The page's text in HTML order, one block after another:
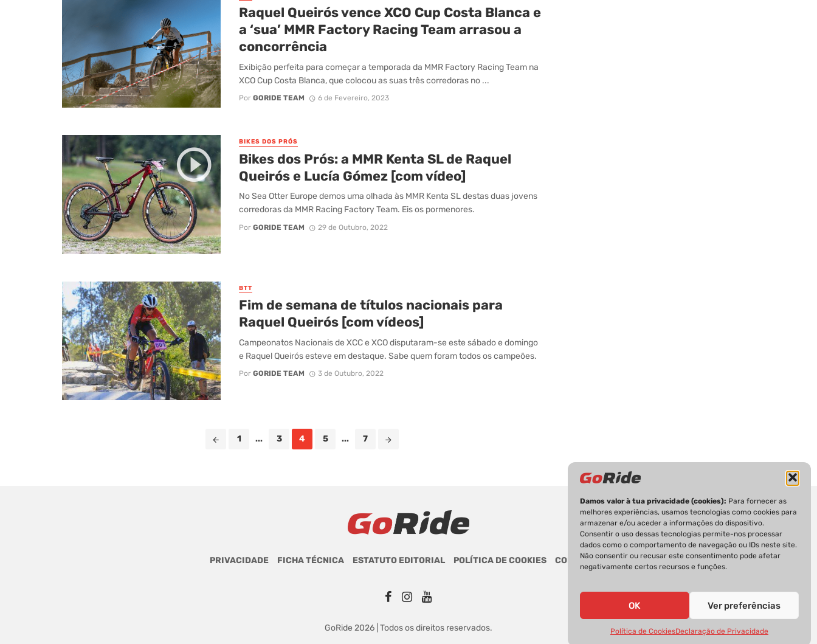
Damos valor à tua privacidade (cookies): Para fornecer as
melhores experiências, usamos tecnologias como cookies para
armazenar e/ou aceder a informações do dispositivo.
Consentir o uso dessas tecnologias permite-nos processar
dados como o comportamento de navegação ou IDs neste site.
Não consentir ou recusar este consentimento pode afetar
negativamente certos recursos e funções.
OK Ver preferências
Política de CookiesDeclaração de Privacidade
Raquel Queirós vence XCO Cup Costa Blanca e
a ‘sua’ MMR Factory Racing Team arrasou a
concorrência
Exibição perfeita para começar a temporada da MMR Factory Racing Team na
XCO Cup Costa Blanca, que colocou as suas três corredoras no ...
Por GORIDE TEAM 6 de Fevereiro, 2023
BIKES DOS PRÓS
Bikes dos Prós: a MMR Kenta SL de Raquel
Queirós e Lucía Gómez [com vídeo]
No Sea Otter Europe demos uma olhada às MMR Kenta SL destas duas jovens
corredoras da MMR Racing Factory Team. Eis os pormenores.
Por GORIDE TEAM 29 de Outubro, 2022
BTT
Fim de semana de títulos nacionais para
Raquel Queirós [com vídeos]
Campeonatos Nacionais de XCC e XCO disputaram-se este sábado e domingo
e Raquel Queirós esteve em destaque. Sabe quem foram todos os campeões.
Por GORIDE TEAM 3 de Outubro, 2022
1 ... 3 4 5 ... 7
PRIVACIDADE FICHA TÉCNICA ESTATUTO EDITORIAL POLÍTICA DE COOKIES CONTACTOS
GoRide 2026 | Todos os direitos reservados.